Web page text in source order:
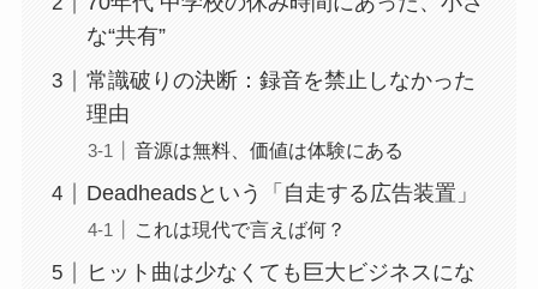
な“共有”
常識破りの決断：録音を禁止しなかった
理由
音源は無料、価値は体験にある
Deadheadsという「自走する広告装置」
これは現代で言えば何？
ヒット曲は少なくても巨大ビジネスにな